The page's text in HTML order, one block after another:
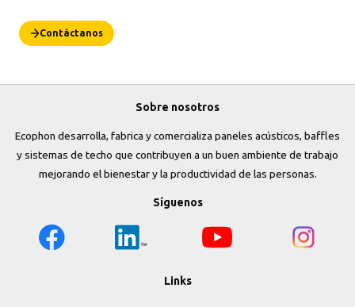
Contáctanos
Sobre nosotros
Ecophon desarrolla, fabrica y comercializa paneles acústicos, baffles
y sistemas de techo que contribuyen a un buen ambiente de trabajo
mejorando el bienestar y la productividad de las personas.
Síguenos
Links